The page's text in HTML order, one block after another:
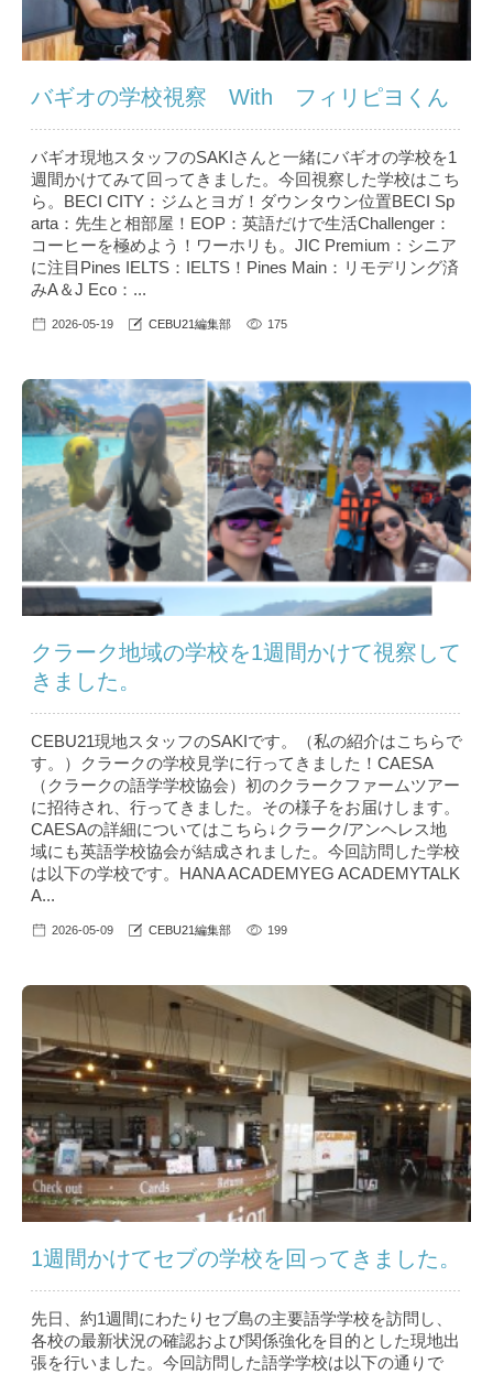
バギオの学校視察 With フィリピヨくん
バギオ現地スタッフのSAKIさんと一緒にバギオの学校を1
週間かけてみて回ってきました。今回視察した学校はこち
ら。BECI CITY：ジムとヨガ！ダウンタウン位置BECI Sp
arta：先生と相部屋！EOP：英語だけで生活Challenger：
コーヒーを極めよう！ワーホリも。JIC Premium：シニア
に注目Pines IELTS：IELTS！Pines Main：リモデリング済
みA＆J Eco：...
2026-05-19 CEBU21編集部 175
クラーク地域の学校を1週間かけて視察して
きました。
CEBU21現地スタッフのSAKIです。（私の紹介はこちら で
す。）クラークの学校見学に行ってきました！CAESA
（クラークの語学学校協会）初のクラークファームツアー
に招待され、行ってきました。その様子をお届けします。
CAESAの詳細についてはこちら↓クラーク/アンヘレス地
域にも英語学校協会が結成されました。今回訪問した学校
は以下の学校です。HANA ACADEMYEG ACADEMYTALK
A...
2026-05-09 CEBU21編集部 199
1週間かけてセブの学校を回ってきました。
先日、約1週間にわたりセブ島の主要語学学校を訪問し、
各校の最新状況の確認および関係強化を目的とした現地出
張を行いました。今回訪問した語学学校は以下の通りで